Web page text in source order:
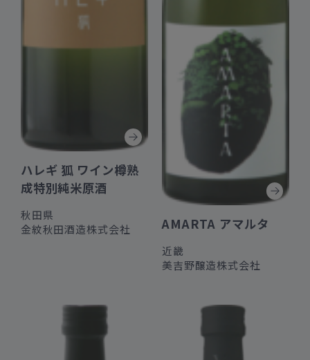
ハレギ 狐 ワイン樽熟
成特別純米原酒
秋田県
金紋秋田酒造株式会社
AMARTA アマルタ
近畿
美吉野醸造株式会社